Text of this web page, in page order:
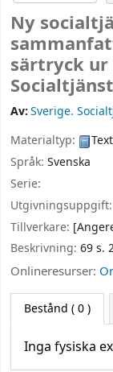
Ny
särtryck ur
Av:Sverige.
Materialtyp:
Text
Språk: Svenska
Serie:
Utgivningsuppgift:
Tillverkare:
Beskrivning: 69 s.
Onlineresurser:
Bestånd ( 0 )
Inga fysiska